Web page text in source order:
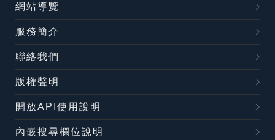
網站導覽
服務簡介
聯絡我們
版權聲明
開放API使用說明
內嵌搜尋欄位說明